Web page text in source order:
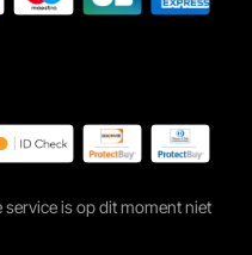
service is op dit moment niet